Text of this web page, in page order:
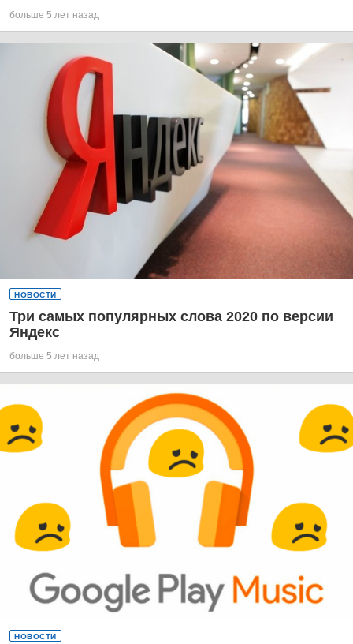
больше 5 лет назад
НОВОСТИ
Три самых популярных слова 2020 по версии
Яндекс
больше 5 лет назад
НОВОСТИ